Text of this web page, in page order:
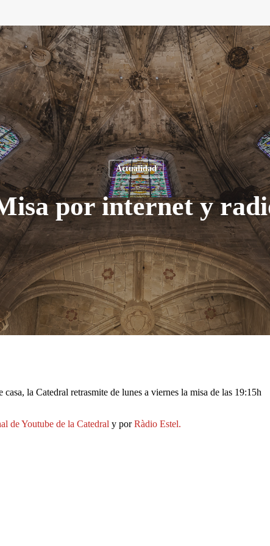
Actualidad
por internet y
la Catedral retrasmite de lunes a viernes la misa de las 19:15h
de Youtube de la Catedral y porRàdio Estel.